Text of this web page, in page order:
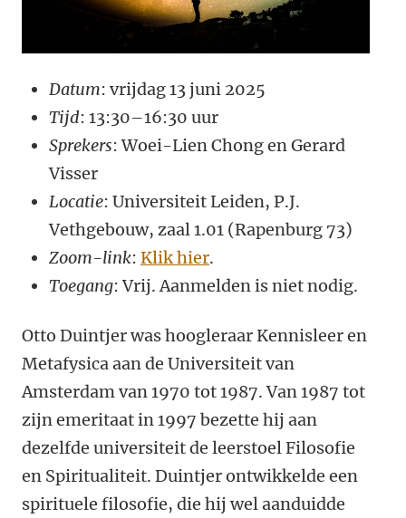
Datum: vrijdag 13 juni 2025
Tijd: 13:30–16:30 uur
Sprekers: Woei-Lien Chong en Gerard
Visser
Locatie: Universiteit Leiden, P.J.
Vethgebouw, zaal 1.01 (Rapenburg 73)
Zoom-link: Klik hier.
Toegang: Vrij. Aanmelden is niet nodig.
Otto Duintjer was hoogleraar Kennisleer en
Metafysica aan de Universiteit van
Amsterdam van 1970 tot 1987. Van 1987 tot
zijn emeritaat in 1997 bezette hij aan
dezelfde universiteit de leerstoel Filosofie
en Spiritualiteit. Duintjer ontwikkelde een
spirituele filosofie, die hij wel aanduidde